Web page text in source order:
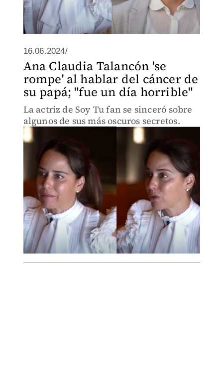
16.06.2024/
Ana Claudia Talancón 'se
rompe' al hablar del cáncer de
su papá; "fue un día horrible"
La actriz de Soy Tu fan se sinceró sobre
algunos de sus más oscuros secretos.